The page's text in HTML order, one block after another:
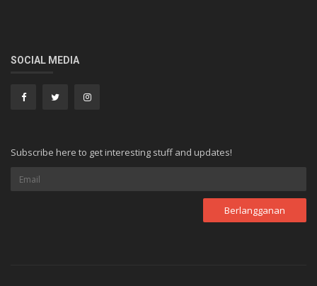
SOCIAL MEDIA
Subscribe here to get interesting stuff and updates!